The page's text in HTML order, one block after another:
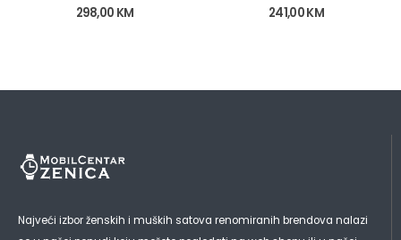
298,00 KM 241,00KM
Najveći izbor ženskih i muških satova renomiranih brendova nalazi